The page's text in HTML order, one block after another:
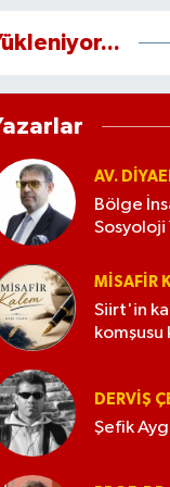
AV.
Bölge
Sosyoloji
MISAFIR
Siirt'in
komşusu
DERVIŞ
Şefik